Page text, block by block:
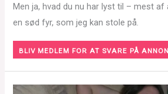
Men ja, hvad du nu har lyst til – mest af
en sød fyr, som jeg kan stole på.
BLIV MEDLEM FOR AT SVARE PÅ